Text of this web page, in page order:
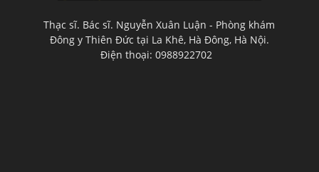
Thạc sĩ. Bác sĩ. Nguyễn Xuân Luận - Phòng khám
Đông y Thiên Đức tại La Khê, Hà Đông, Hà Nội.
Điện thoại: 0988922702